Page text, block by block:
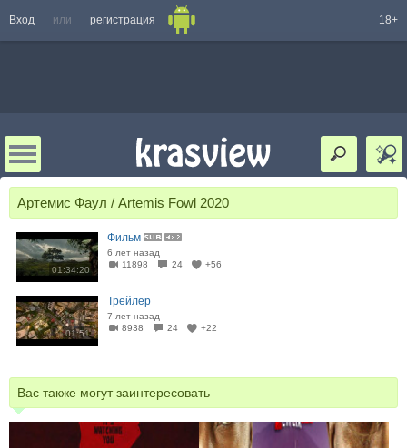
Вход или регистрация 18+
Артемис Фаул / Artemis Fowl 2020
01:34:20
Фильм
6 лет назад
11898
24 +56
01:51
Трейлер
7 лет назад
8938
24 +22
Вас также могут заинтересовать